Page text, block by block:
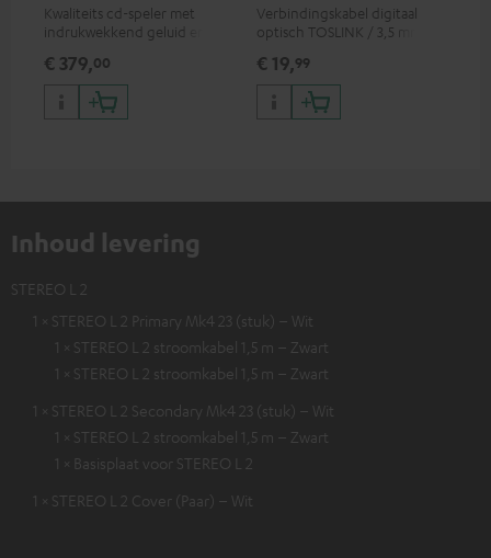
Kwaliteits cd-speler met
indrukwekkend geluid en
€ 379,00
Verbindingskabel digitaal
optisch TOSLINK / 3,5 mm
€ 19,99
Inhoud levering
STEREO L 2
1 × STEREO L 2 Primary Mk4 23 (stuk) – Wit
1 × STEREO L 2 stroomkabel 1,5 m – Zwart
1 × STEREO L 2 stroomkabel 1,5 m – Zwart
1 × STEREO L 2 Secondary Mk4 23 (stuk) – Wit
1 × STEREO L 2 stroomkabel 1,5 m – Zwart
1 × Basisplaat voor STEREO L 2
1 × STEREO L 2 Cover (Paar) – Wit